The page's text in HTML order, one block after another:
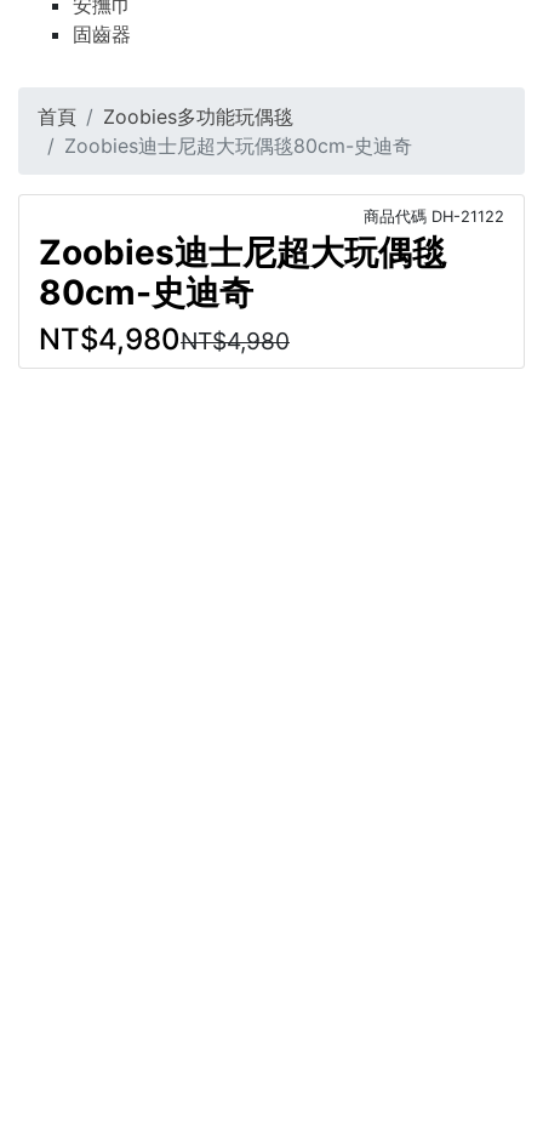
安撫巾
固齒器
首頁
Zoobies多功能玩偶毯
Zoobies迪士尼超大玩偶毯80cm-史迪奇
商品代碼 DH-21122
Zoobies迪士尼超大玩偶毯
80cm-史迪奇
NT$4,980NT$4,980